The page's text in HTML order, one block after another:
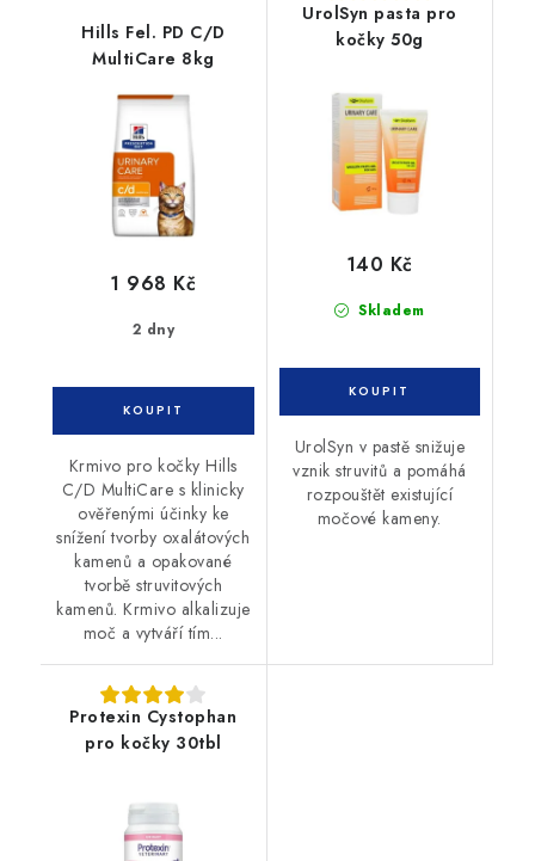
Hills Fel. PD C/D
MultiCare 8kg
2 dny
1 968 Kč
Krmivo pro kočky Hills
C/D MultiCare s klinicky
ověřenými účinky ke
snížení tvorby oxalátových
kamenů a opakované
tvorbě struvitových
kamenů. Krmivo alkalizuje
moč a vytváří tím...
UrolSyn pasta pro
kočky 50g
Skladem
140 Kč
UrolSyn v pastě snižuje
vznik struvitů a pomáhá
rozpouštět existující
močové kameny.
Protexin Cystophan
pro kočky 30tbl